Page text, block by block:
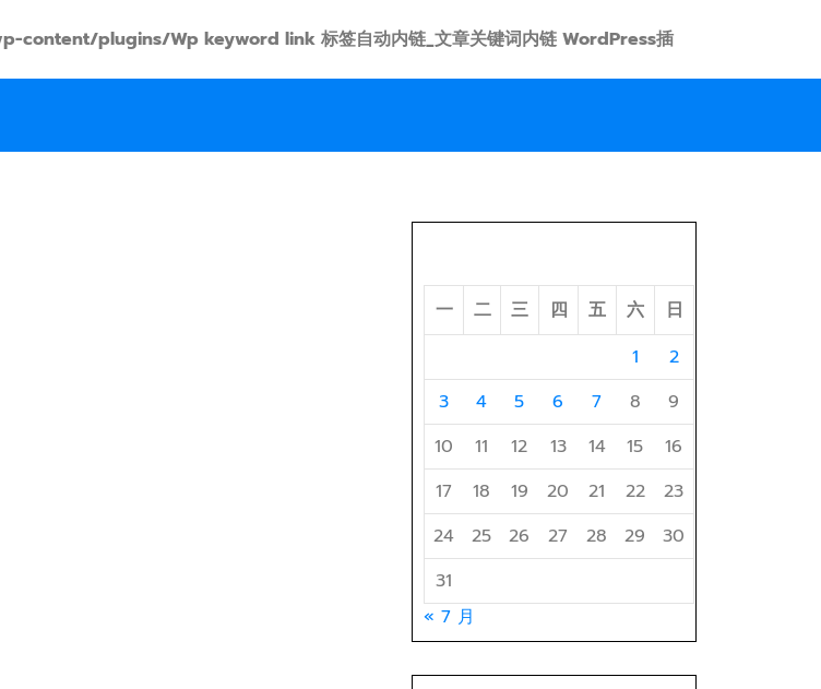
plugins/Wp keyword link 标签自动内链_文章关键词内链 WordPress插
一
二 三 四 五 六
日
1
2
3
4 5 6 7 8
9
10
11 12 13 14 15
16
17
18 19 20 21 22
23
24
25 26 27 28 29
30
31
« 7 月